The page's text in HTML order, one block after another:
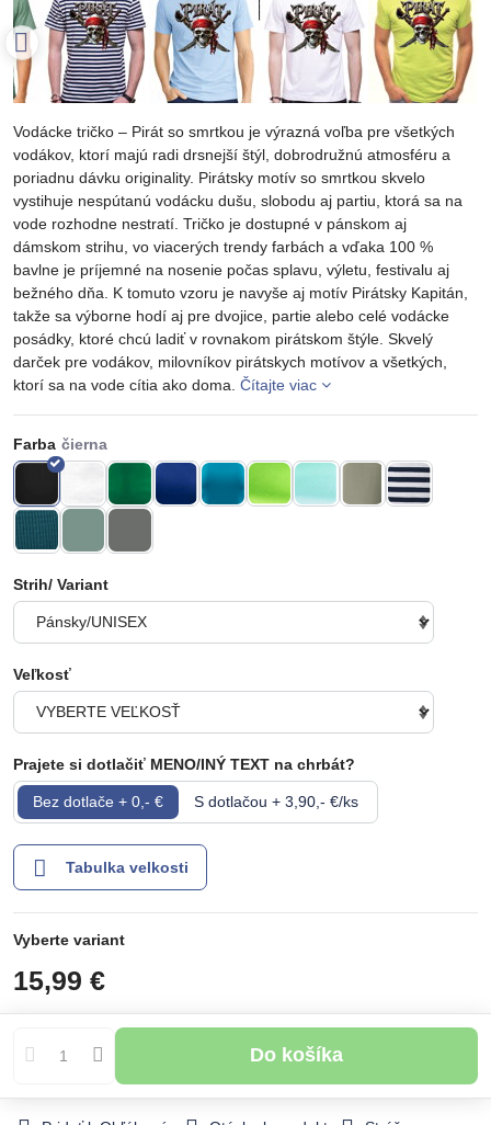
Vodácke tričko – Pirát so smrtkou je výrazná voľba pre všetkých
vodákov, ktorí majú radi drsnejší štýl, dobrodružnú atmosféru a
poriadnu dávku originality. Pirátsky motív so smrtkou skvelo
vystihuje nespútanú vodácku dušu, slobodu aj partiu, ktorá sa na
vode rozhodne nestratí. Tričko je dostupné v pánskom aj
dámskom strihu, vo viacerých trendy farbách a vďaka 100 %
bavlne je príjemné na nosenie počas splavu, výletu, festivalu aj
bežného dňa. K tomuto vzoru je navyše aj motív Pirátsky Kapitán,
takže sa výborne hodí aj pre dvojice, partie alebo celé vodácke
posádky, ktoré chcú ladiť v rovnakom pirátskom štýle. Skvelý
darček pre vodákov, milovníkov pirátskych motívov a všetkých,
ktorí sa na vode cítia ako doma. Čítajte viac
Farba
Strih/ Variant
Veľkosť
Prajete si dotlačiť MENO/INÝ TEXT na chrbát?
Bez dotlače + 0,- € S dotlačou + 3,90,- €/ks
Tabulka velkosti
Vyberte variant
15,99 €
Do košíka